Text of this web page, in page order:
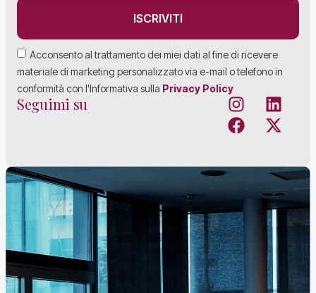
Acconsento al trattamento dei miei dati al fine di ricevere
materiale di marketing personalizzato via e-mail o telefono in
conformità con l'Informativa sulla Privacy Policy
ISCRIVITI
Seguimi su